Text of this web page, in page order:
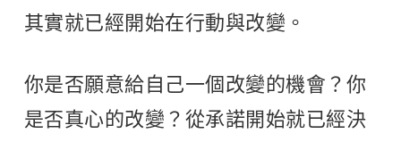
其實就已經開始在行動與改變。
你是否願意給自己一個改變的機會？你
是否真心的改變？從承諾開始就已經決